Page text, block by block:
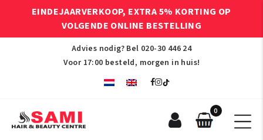
EINDEJAARVERKOOP, EXTRA 5% KORTING OP
VOLGENDE ONLINE BESTELLING
Advies nodig? Bel 020-30 446 24
Voor 17:00 besteld, morgen in huis!
0